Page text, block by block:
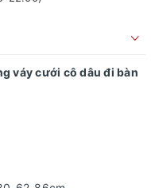
váy cưới cô dâu đi bàn